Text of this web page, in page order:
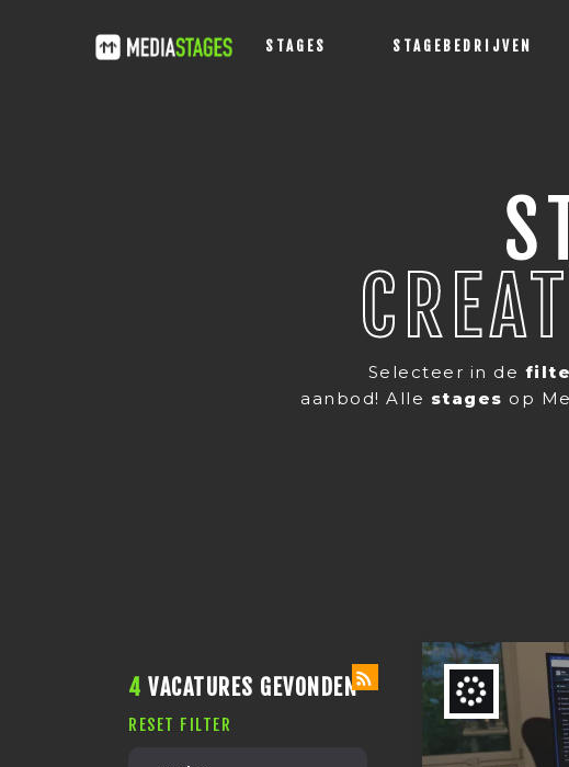
STAGES STAGEBEDRIJVEN
Selecteer in de
aanbod! Alle stages op
4 VACATURES GEVONDEN
RESET FILTER